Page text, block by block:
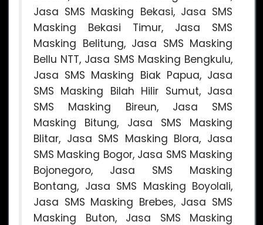
Jasa SMS Masking Bekasi, Jasa SMS
Masking Bekasi Timur, Jasa SMS
Masking Belitung, Jasa SMS Masking
Bellu NTT, Jasa SMS Masking Bengkulu,
Jasa SMS Masking Biak Papua, Jasa
SMS Masking Bilah Hilir Sumut, Jasa
SMS Masking Bireun, Jasa SMS
Masking Bitung, Jasa SMS Masking
Blitar, Jasa SMS Masking Blora, Jasa
SMS Masking Bogor, Jasa SMS Masking
Bojonegoro, Jasa SMS Masking
Bontang, Jasa SMS Masking Boyolali,
Jasa SMS Masking Brebes, Jasa SMS
Masking Buton, Jasa SMS Masking